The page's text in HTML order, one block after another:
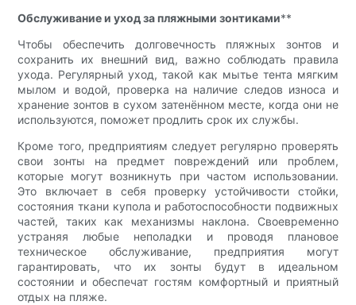
Обслуживание и уход за пляжными зонтиками**
Чтобы обеспечить долговечность пляжных зонтов и
сохранить их внешний вид, важно соблюдать правила
ухода. Регулярный уход, такой как мытье тента мягким
мылом и водой, проверка на наличие следов износа и
хранение зонтов в сухом затенённом месте, когда они не
используются, поможет продлить срок их службы.
Кроме того, предприятиям следует регулярно проверять
свои зонты на предмет повреждений или проблем,
которые могут возникнуть при частом использовании.
Это включает в себя проверку устойчивости стойки,
состояния ткани купола и работоспособности подвижных
частей, таких как механизмы наклона. Своевременно
устраняя любые неполадки и проводя плановое
техническое обслуживание, предприятия могут
гарантировать, что их зонты будут в идеальном
состоянии и обеспечат гостям комфортный и приятный
отдых на пляже.